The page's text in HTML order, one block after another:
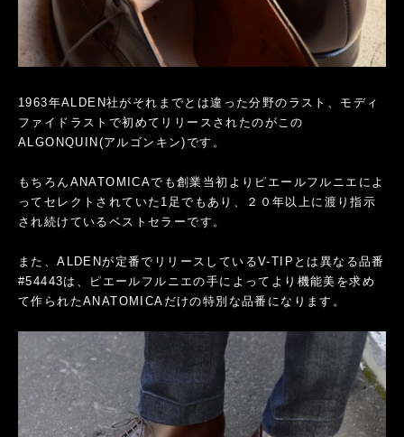
1963年ALDEN社がそれまでとは違った分野のラスト、モディ
ファイドラストで初めてリリースされたのがこの
ALGONQUIN(アルゴンキン)です。
もちろんANATOMICAでも創業当初よりピエールフルニエによ
ってセレクトされていた1足でもあり、２０年以上に渡り指示
され続けているベストセラーです。
また、ALDENが定番でリリースしているV-TIPとは異なる品番
#54443は、ピエールフルニエの手によってより機能美を求め
て作られたANATOMICAだけの特別な品番になります。